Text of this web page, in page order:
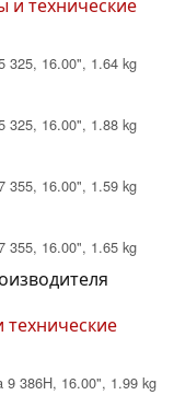
325, 16.00", 1.64 kg
325, 16.00", 1.88 kg
355, 16.00", 1.59 kg
355, 16.00", 1.65 kg
технические
9 386H, 16.00", 1.99 kg